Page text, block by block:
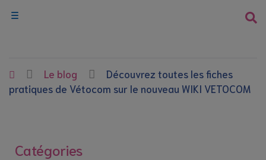
Le blog
Découvrez toutes les fiches
pratiques de Vétocom sur le nouveau WIKI VETOCOM
Catégories